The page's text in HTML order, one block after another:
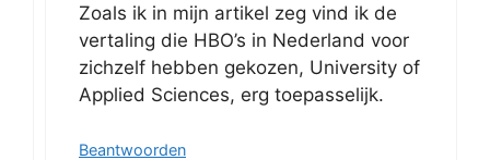
Zoals ik in mijn artikel zeg vind ik de
vertaling die HBO’s in Nederland voor
zichzelf hebben gekozen, University of
Applied Sciences, erg toepasselijk.
Beantwoorden